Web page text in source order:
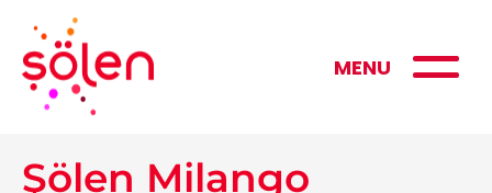
MENU
Şölen Milango